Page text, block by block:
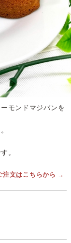
モンドマジパンを
。
注文はこちらから →